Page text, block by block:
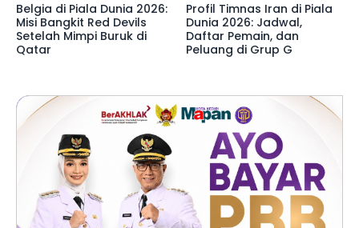
Belgia di Piala Dunia 2026:
Misi Bangkit Red Devils
Setelah Mimpi Buruk di
Qatar
Profil Timnas Iran di Piala
Dunia 2026: Jadwal,
Daftar Pemain, dan
Peluang di Grup G